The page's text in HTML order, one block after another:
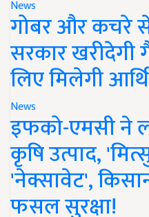
News
गोबर और कचरे
सरकार
लिए मिलेगी
News
इफको-एमसी ने
कृषि उत्पाद,
'नेक्सावेट',
फसल सुरक्षा!